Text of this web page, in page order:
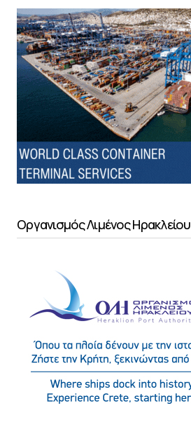
Οργανισμός Λιμένος Ηρακλείου